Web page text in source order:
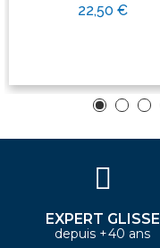
22,50 €
EXPERT GLISSE
depuis +40 ans